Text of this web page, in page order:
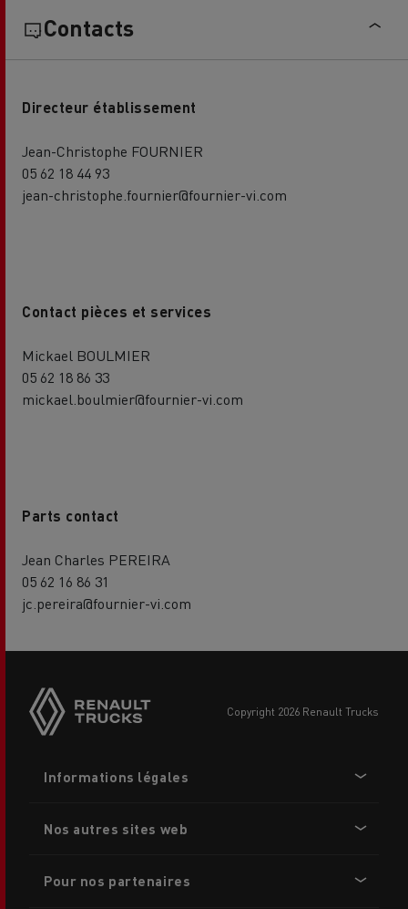
Contacts
Directeur établissement
Jean-Christophe FOURNIER
05 62 18 44 93
jean-christophe.fournier@fournier-vi.com
Contact pièces et services
Mickael BOULMIER
05 62 18 86 33
mickael.boulmier@fournier-vi.com
Parts contact
Jean Charles PEREIRA
05 62 16 86 31
jc.pereira@fournier-vi.com
buttons
copyright 2026 Renault Trucks
menu
Informations légales
Nos autres sites web
Pour nos partenaires